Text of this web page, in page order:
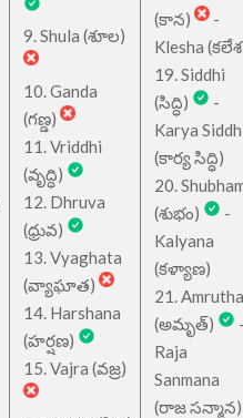
9. Shula (శూల)
10. Ganda
(గణ్డ)
11. Vriddhi
(వృద్ధి)
12. Dhruva
(ధ్రువ)
13. Vyaghata
(వ్యాఘాత)
14. Harshana
(హర్షణ)
15. Vajra (వజ్ర)
(కాన)
-
Klesha
19. Siddhi
(సిద్ధి)
-
Karya
(కార్య సిద్ధి)
20.
(శుభం)
-
Kalyana
(కళ్యాణ)
21. Amrutha
(అమృత్)
Raja
Sanmana
(రాజ సన్మాన)